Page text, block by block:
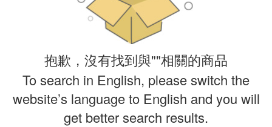
抱歉，沒有找到與""相關的商品
To search in English, please switch the
website’s language to English and you will
get better search results.